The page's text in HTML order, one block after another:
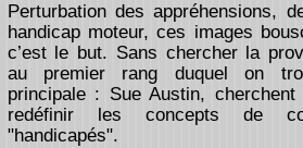
Perturbation des appréhensions,
handicap moteur, ces images
c’est le but. Sans chercher la
au premier rang duquel on
principale : Sue Austin,
redéfinir les concepts de
"handicapés".